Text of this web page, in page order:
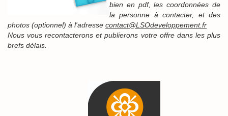
bien en pdf, les coordonnées de
la personne à contacter, et des
photos (optionnel) à l'adresse contact@LSOdeveloppement.fr
Nous vous recontacterons et publierons votre offre dans les plus
brefs délais.